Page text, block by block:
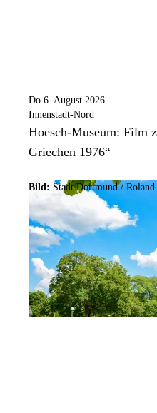
Do 6. August 2026
Innenstadt-Nord
Hoesch-Museum: Film
Griechen 1976“
Bild: Stadt Dortmund /